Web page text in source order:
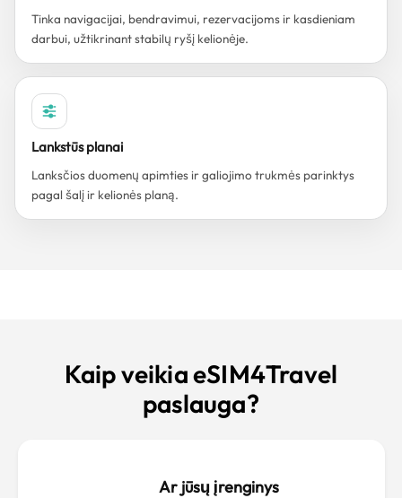
Tinka navigacijai, bendravimui, rezervacijoms ir kasdieniam
darbui, užtikrinant stabilų ryšį kelionėje.
Lankstūs planai
Lanksčios duomenų apimties ir galiojimo trukmės parinktys
pagal šalį ir kelionės planą.
Kaip veikia eSIM4Travel
paslauga?
Ar jūsų įrenginys